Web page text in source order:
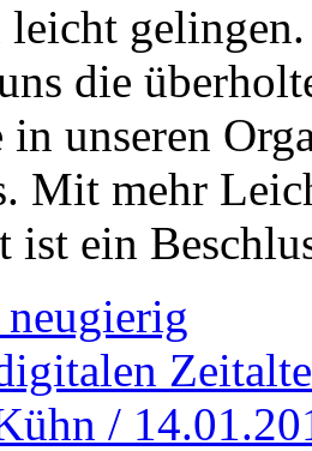
die
in unseren
Mit mehr
ein
/